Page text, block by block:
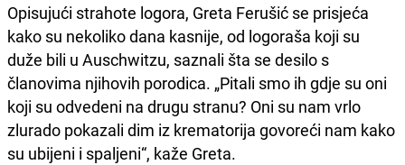
Opisujući strahote logora, Greta Ferušić se prisjeća
kako su nekoliko dana kasnije, od logoraša koji su
duže bili u Auschwitzu, saznali šta se desilo s
članovima njihovih porodica. „Pitali smo ih gdje su oni
koji su odvedeni na drugu stranu? Oni su nam vrlo
zlurado pokazali dim iz krematorija govoreći nam kako
su ubijeni i spaljeni“, kaže Greta.